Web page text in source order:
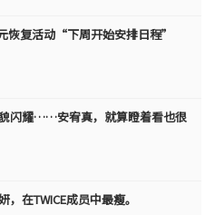
恢复活动“下周开始安排日程”
闪耀……安宥真，就算瞪着看也很
在TWICE成员中最瘦。